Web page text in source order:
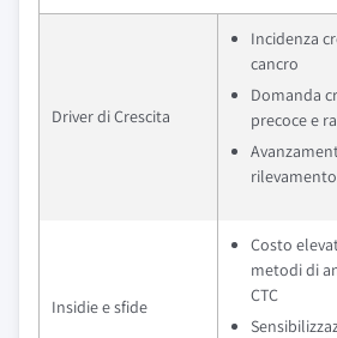
Driver di Crescita
Incidenza
cancro
Domanda
precoce e
rilevamento
Insidie e sfide
Costo
metodi di
CTC